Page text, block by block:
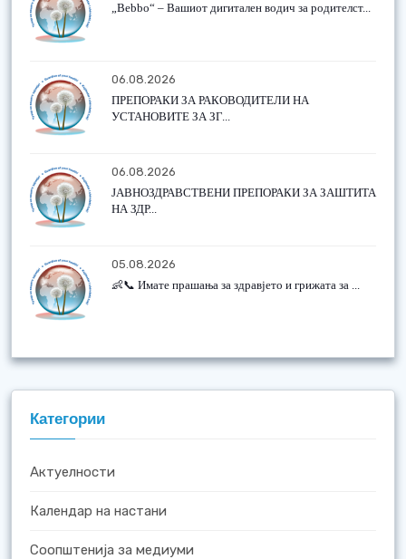
„Bebbo“ – Вашиот дигитален водич за родителст...
06.08.2026
ПРЕПОРАКИ ЗА РАКОВОДИТЕЛИ НА
УСТАНОВИТЕ ЗА ЗГ...
06.08.2026
ЈАВНОЗДРАВСТВЕНИ ПРЕПОРАКИ ЗА ЗАШТИТА
НА ЗДР...
05.08.2026
👶📞 Имате прашања за здравјето и грижата за ...
Категории
Актуелности
Календар на настани
Соопштенија за медиуми